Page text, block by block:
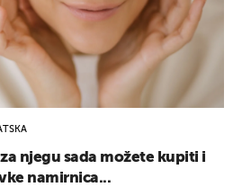
njegu sada možete kupiti i
namirnica...